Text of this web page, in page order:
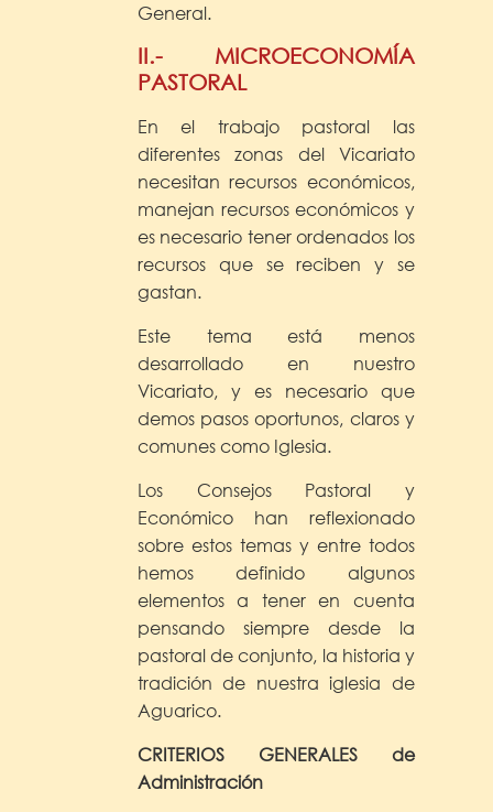
General.
II.- MICROECONOMÍA
PASTORAL
En el trabajo pastoral las
diferentes zonas del Vicariato
necesitan recursos económicos,
manejan recursos económicos y
es necesario tener ordenados los
recursos que se reciben y se
gastan.
Este tema está menos
desarrollado en nuestro
Vicariato, y es necesario que
demos pasos oportunos, claros y
comunes como Iglesia.
Los Consejos Pastoral y
Económico han reflexionado
sobre estos temas y entre todos
hemos definido algunos
elementos a tener en cuenta
pensando siempre desde la
pastoral de conjunto, la historia y
tradición de nuestra iglesia de
Aguarico.
CRITERIOS GENERALES de
Administración